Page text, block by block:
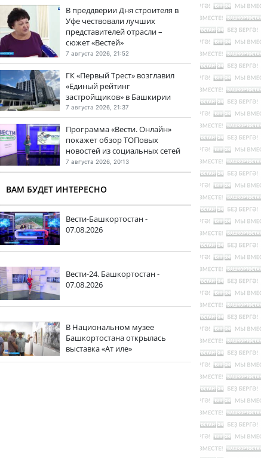
В преддверии Дня строителя в
Уфе чествовали лучших
представителей отрасли –
сюжет «Вестей»
7 августа 2026, 21:52
ГК «Первый Трест» возглавил
«Единый рейтинг
застройщиков» в Башкирии
7 августа 2026, 21:37
Программа «Вести. Онлайн»
покажет обзор ТОПовых
новостей из социальных сетей
7 августа 2026, 20:13
ВАМ БУДЕТ ИНТЕРЕСНО
Вести-Башкортостан -
07.08.2026
Вести-24. Башкортостан -
07.08.2026
В Национальном музее
Башкортостана открылась
выставка «Ат иле»